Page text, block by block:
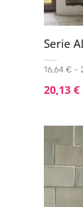
Serie
16,64 € -
20,13 €